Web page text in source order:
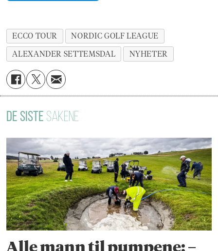
ECCO TOUR
NORDIC GOLF LEAGUE
ALEXANDER SETTEMSDAL
NYHETER
DE SISTE SAKENE
Alle mann til pumpene: –